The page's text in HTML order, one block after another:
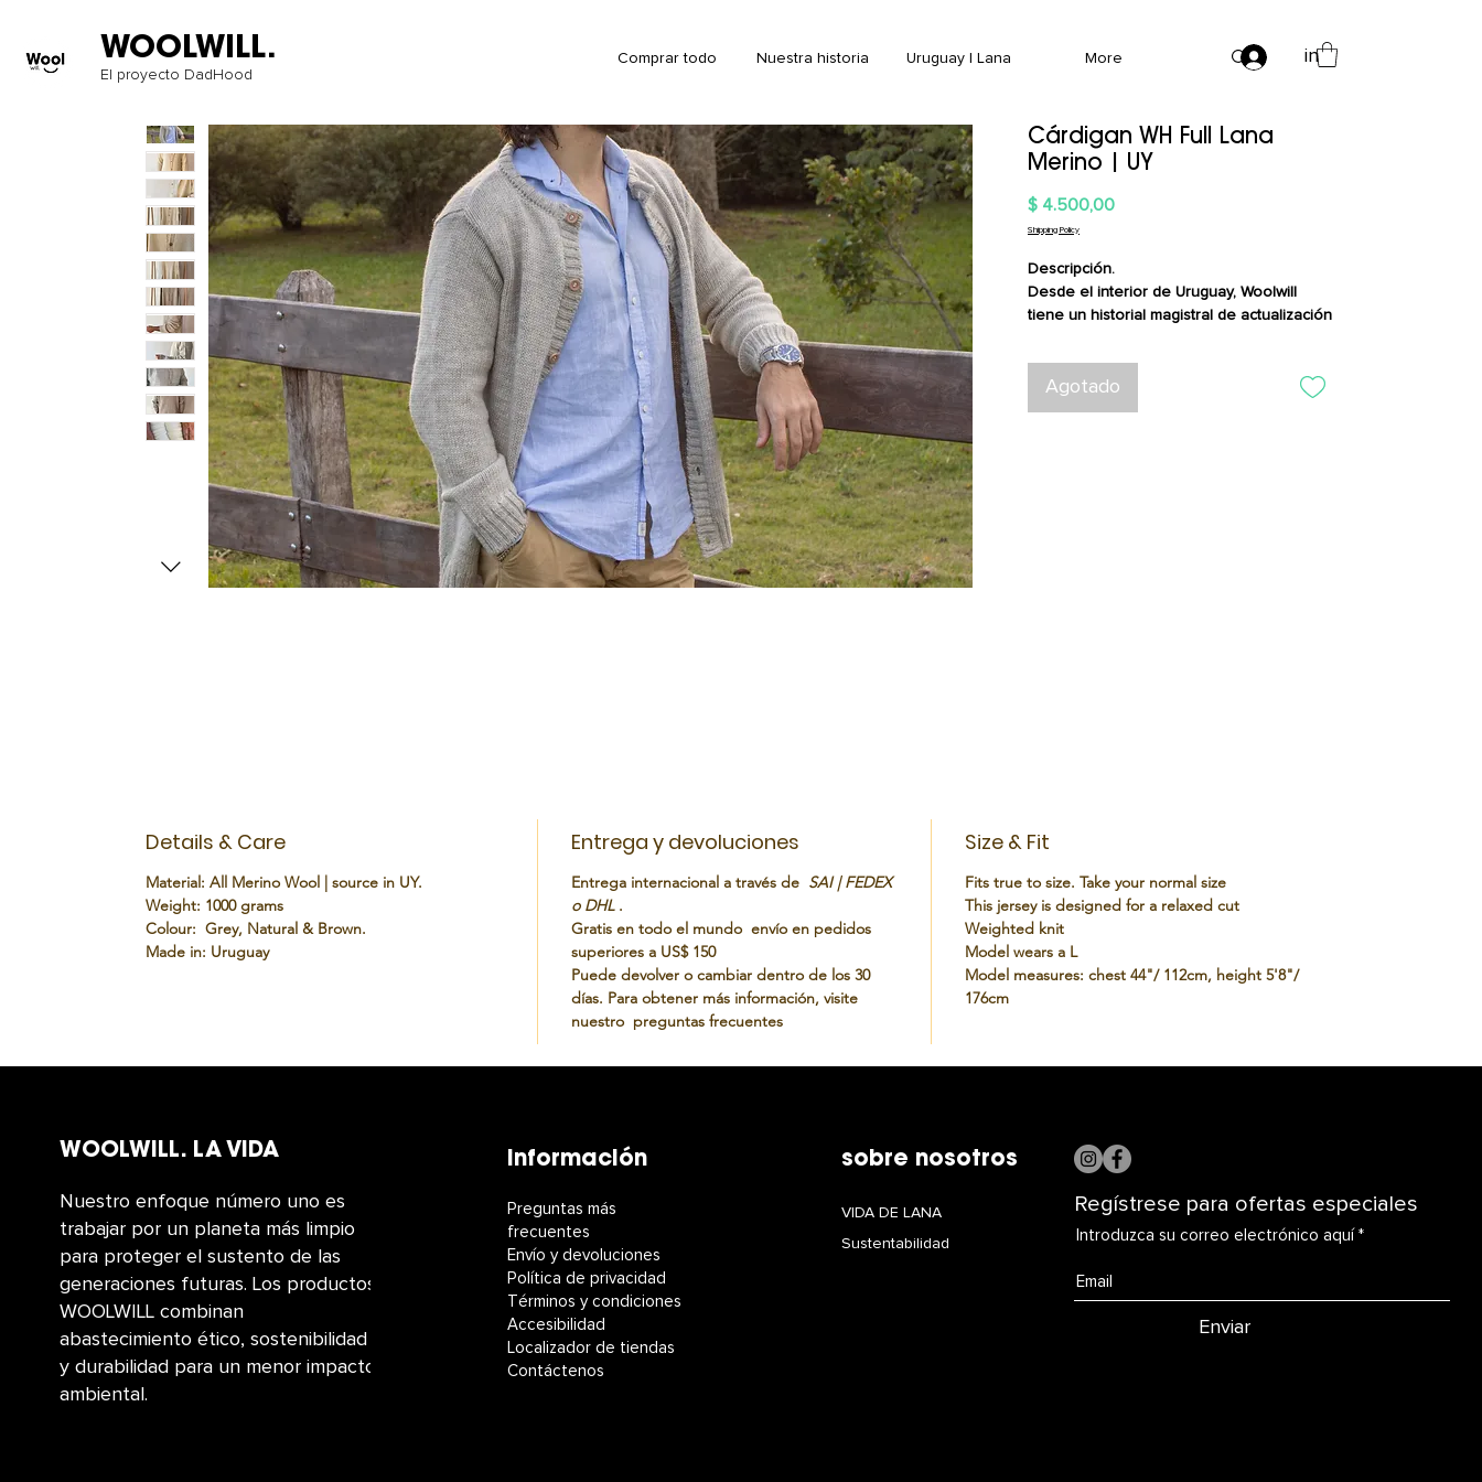
WOOLWILL.
El proyecto DadHood
Comprar todo Nuestra historia Uruguay | Lana More in
Cárdigan WH Full Lana
Merino | UY
$ 4.500,00Precio
Shipping Policy
Descripción.
Desde el interior de Uruguay, Woolwill
tiene un historial magistral de actualización
vanguardistas. Esta versión de una
chaqueta Alpine janker tiene un llamativo
Agotado
Details & Care
Material: All Merino Wool | source in UY.
Weight: 1000 grams
Colour: Grey, Natural & Brown.
Made in: Uruguay
Entrega y devoluciones
Entrega internacional a través de SAI | FEDEX
o DHL.
Gratis en todo el mundo envío en pedidos
superiores a US$ 150
Puede devolver o cambiar dentro de los 30
días. Para obtener más información, visite
nuestro preguntas frecuentes
Size & Fit
Fits true to size. Take your normal size
This jersey is designed for a relaxed cut
Weighted knit
Model wears a L
Model measures: chest 44"/ 112cm, height 5'8"/
176cm
WOOLWILL. LA VIDA
Nuestro enfoque número uno es
trabajar por un planeta más limpio
para proteger el sustento de las
generaciones futuras. Los productos
WOOLWILL combinan
abastecimiento ético, sostenibilidad
y durabilidad para un menor impacto
ambiental.
información
Preguntas más
frecuentes
Envío y devoluciones
Política de privacidad
Términos y condiciones
Accesibilidad
Localizador de tiendas
Contáctenos
sobre nosotros
VIDA DE LANA
Sustentabilidad
Regístrese para ofertas especiales
Introduzca su correo electrónico aquí
Enviar